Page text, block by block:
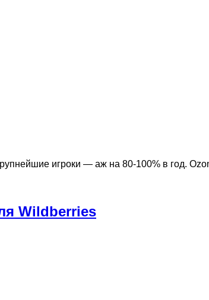
игроки — аж на 80-100% в год.
Wildberries